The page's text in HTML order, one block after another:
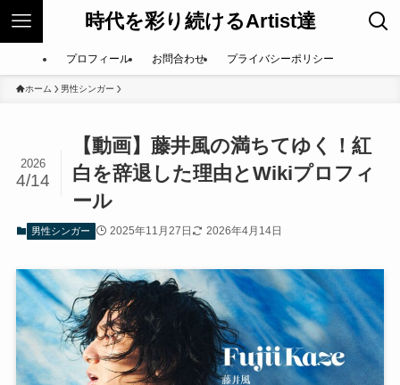
時代を彩り続けるArtist達
プロフィール お問合わせ プライバシーポリシー
ホーム 男性シンガー
【動画】藤井風の満ちてゆく！紅
白を辞退した理由とWikiプロフィ
ール
2026
4/14
男性シンガー 2025年11月27日 2026年4月14日